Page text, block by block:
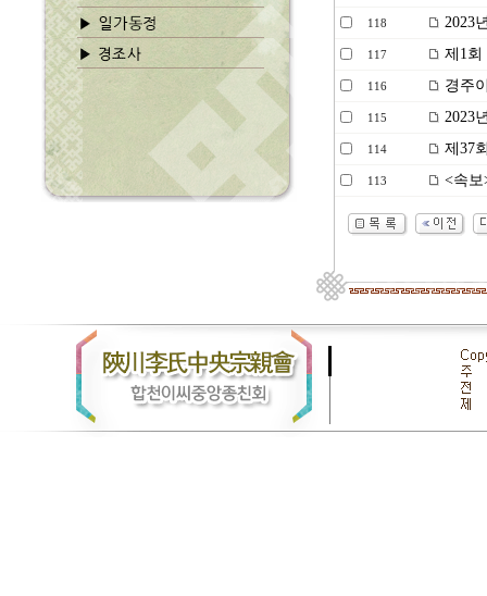
118 2023
117 제1회
116 경주
115 2023
114 제37
113 <속